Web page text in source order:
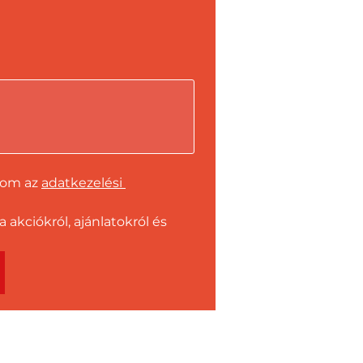
az adatkezelési
akciókról, ajánlatokról és